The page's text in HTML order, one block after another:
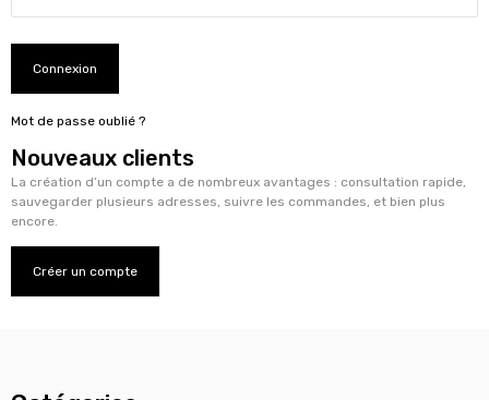
Connexion
Mot de passe oublié ?
Nouveaux clients
La création d’un compte a de nombreux avantages : consultation rapide,
sauvegarder plusieurs adresses, suivre les commandes, et bien plus
encore.
Créer un compte